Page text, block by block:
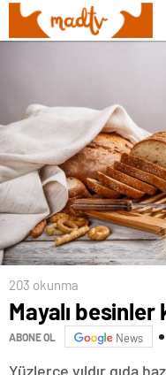
203 okunma
Mayalı
ABONE OL News
Yüzlerce yıldır gıda